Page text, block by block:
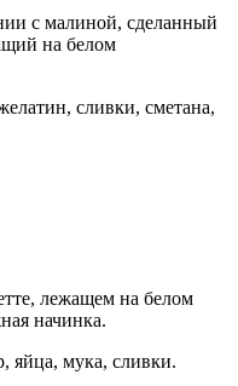
с малиной, сделанный
на белом
сливки, сметана,
лежащем на белом
начинка.
яйца, мука, сливки.